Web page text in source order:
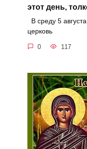
этот день,
В среду 5
церковь
0 117